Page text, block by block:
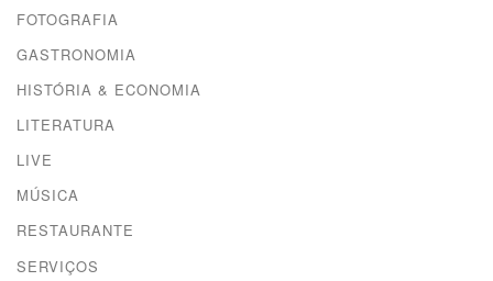
FOTOGRAFIA
GASTRONOMIA
HISTÓRIA & ECONOMIA
LITERATURA
LIVE
MÚSICA
RESTAURANTE
SERVIÇOS